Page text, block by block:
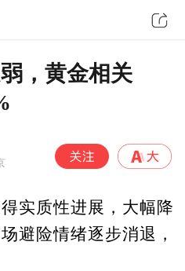
，黄金相关
实质性进展，大幅降
避险情绪逐步消退，